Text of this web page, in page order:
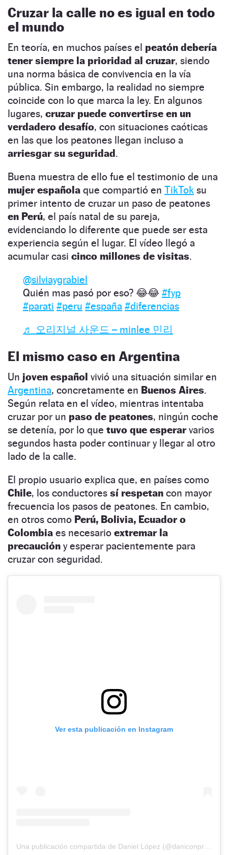
Cruzar la calle no es igual en todo
el mundo
En teoría, en muchos países el peatón debería
tener siempre la prioridad al cruzar, siendo
una norma básica de convivencia en la vía
pública. Sin embargo, la realidad no siempre
coincide con lo que marca la ley. En algunos
lugares, cruzar puede convertirse en un
verdadero desafío, con situaciones caóticas
en las que los peatones llegan incluso a
arriesgar su seguridad.
Buena muestra de ello fue el testimonio de una
mujer española que compartió en TikTok su
primer intento de cruzar un paso de peatones
en Perú, el país natal de su pareja,
evidenciando lo diferente que puede ser esta
experiencia según el lugar. El vídeo llegó a
acumular casi cinco millones de visitas.
@silviaygrabiel
Quién mas pasó por eso? 😂😂 #fyp
#parati #peru #españa #diferencias
♬ 오리지널 사운드 – minlee 민리
El mismo caso en Argentina
Un joven español vivió una situación similar en
Argentina, concretamente en Buenos Aires.
Según relata en el vídeo, mientras intentaba
cruzar por un paso de peatones, ningún coche
se detenía, por lo que tuvo que esperarvarios
segundos hasta poder continuar y llegar al otro
lado de la calle.
El propio usuario explica que, en países como
Chile, los conductores sí respetan con mayor
frecuencia los pasos de peatones. En cambio,
en otros como Perú, Bolivia, Ecuador o
Colombia es necesario extremar la
precaución y esperar pacientemente para
cruzar con seguridad.
Ver esta publicación en Instagram
Una publicación compartida de Daniel López (@daniconprisa)